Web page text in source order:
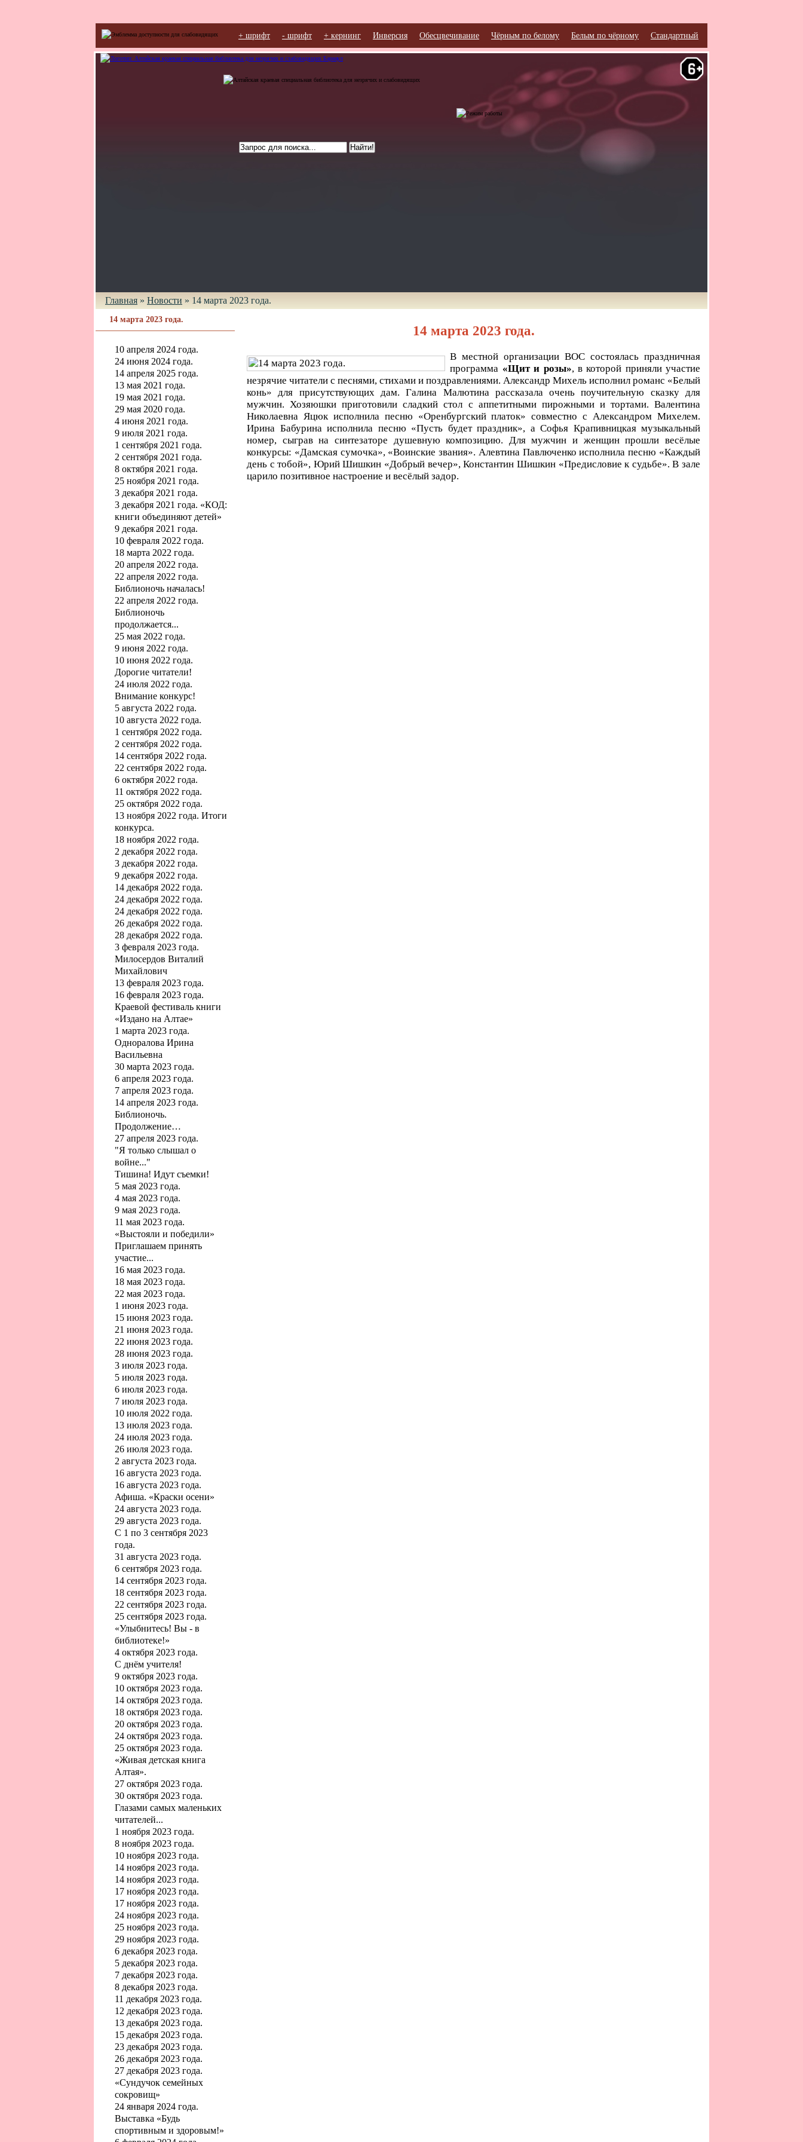
Главная » Новости » 14 марта 2023 года.
Стандартный
Белым по чёрному
Чёрным по белому
Обесцвечивание
Инверсия
+ кернинг
- шрифт
+ шрифт
14 марта 2023 года.
10 апреля 2024 года.
24 июня 2024 года.
14 апреля 2025 года.
13 мая 2021 года.
19 мая 2021 года.
29 мая 2020 года.
4 июня 2021 года.
9 июля 2021 года.
1 сентября 2021 года.
2 сентября 2021 года.
8 октября 2021 года.
25 ноября 2021 года.
3 декабря 2021 года.
3 декабря 2021 года. «КОД:
книги объединяют детей»
9 декабря 2021 года.
10 февраля 2022 года.
18 марта 2022 года.
20 апреля 2022 года.
22 апреля 2022 года.
Библионочь началась!
22 апреля 2022 года.
Библионочь
продолжается...
25 мая 2022 года.
9 июня 2022 года.
10 июня 2022 года.
Дорогие читатели!
24 июля 2022 года.
Внимание конкурс!
5 августа 2022 года.
10 августа 2022 года.
1 сентября 2022 года.
2 сентября 2022 года.
14 сентября 2022 года.
22 сентября 2022 года.
6 октября 2022 года.
11 октября 2022 года.
25 октября 2022 года.
13 ноября 2022 года. Итоги
конкурса.
18 ноября 2022 года.
2 декабря 2022 года.
3 декабря 2022 года.
9 декабря 2022 года.
14 декабря 2022 года.
24 декабря 2022 года.
24 декабря 2022 года.
26 декабря 2022 года.
28 декабря 2022 года.
3 февраля 2023 года.
Милосердов Виталий
Михайлович
13 февраля 2023 года.
16 февраля 2023 года.
Краевой фестиваль книги
«Издано на Алтае»
1 марта 2023 года.
Одноралова Ирина
Васильевна
30 марта 2023 года.
6 апреля 2023 года.
7 апреля 2023 года.
14 апреля 2023 года.
Библионочь.
Продолжение…
27 апреля 2023 года.
"Я только слышал о
войне..."
Тишина! Идут съемки!
5 мая 2023 года.
4 мая 2023 года.
9 мая 2023 года.
11 мая 2023 года.
«Выстояли и победили»
Приглашаем принять
участие...
16 мая 2023 года.
18 мая 2023 года.
22 мая 2023 года.
1 июня 2023 года.
15 июня 2023 года.
21 июня 2023 года.
22 июня 2023 года.
28 июня 2023 года.
3 июля 2023 года.
5 июля 2023 года.
6 июля 2023 года.
7 июля 2023 года.
10 июля 2022 года.
13 июля 2023 года.
24 июля 2023 года.
26 июля 2023 года.
2 августа 2023 года.
16 августа 2023 года.
16 августа 2023 года.
Афиша. «Краски осени»
24 августа 2023 года.
29 августа 2023 года.
С 1 по 3 сентября 2023
года.
31 августа 2023 года.
6 сентября 2023 года.
14 сентября 2023 года.
18 сентября 2023 года.
22 сентября 2023 года.
25 сентября 2023 года.
«Улыбнитесь! Вы - в
библиотеке!»
4 октября 2023 года.
С днём учителя!
9 октября 2023 года.
10 октября 2023 года.
14 октября 2023 года.
18 октября 2023 года.
20 октября 2023 года.
24 октября 2023 года.
25 октября 2023 года.
«Живая детская книга
Алтая».
27 октября 2023 года.
30 октября 2023 года.
Глазами самых маленьких
читателей...
1 ноября 2023 года.
8 ноября 2023 года.
10 ноября 2023 года.
14 ноября 2023 года.
14 ноября 2023 года.
17 ноября 2023 года.
17 ноября 2023 года.
24 ноября 2023 года.
25 ноября 2023 года.
29 ноября 2023 года.
6 декабря 2023 года.
5 декабря 2023 года.
7 декабря 2023 года.
8 декабря 2023 года.
11 декабря 2023 года.
12 декабря 2023 года.
13 декабря 2023 года.
15 декабря 2023 года.
23 декабря 2023 года.
26 декабря 2023 года.
27 декабря 2023 года.
«Сундучок семейных
сокровищ»
24 января 2024 года.
Выставка «Будь
спортивным и здоровым!»
14 марта 2023 года.
В местной организации ВОС состоялась праздничная
программа «Щит и розы», в которой приняли участие
незрячие читатели с песнями, стихами и поздравлениями. Александр Михель исполнил романс «Белый
конь» для присутствующих дам. Галина Малютина рассказала очень поучительную сказку для
мужчин. Хозяюшки приготовили сладкий стол с аппетитными пирожными и тортами. Валентина
Николаевна Яцюк исполнила песню «Оренбургский платок» совместно с Александром Михелем.
Ирина Бабурина исполнила песню «Пусть будет праздник», а Софья Крапивницкая музыкальный
номер, сыграв на синтезаторе душевную композицию. Для мужчин и женщин прошли весёлые
конкурсы: «Дамская сумочка», «Воинские звания». Алевтина Павлюченко исполнила песню «Каждый
день с тобой», Юрий Шишкин «Добрый вечер», Константин Шишкин «Предисловие к судьбе». В зале
царило позитивное настроение и весёлый задор.